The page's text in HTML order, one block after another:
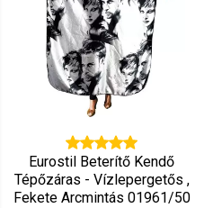
Eurostil Beterítő Kendő
Tépőzáras - Vízlepergetős ,
Fekete Arcmintás 01961/50